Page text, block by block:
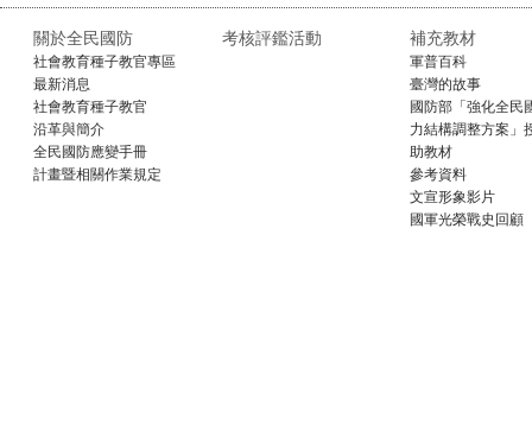
關於全民國防
社會教育種子教官專區
最新消息
社會教育種子教官
沿革與簡介
全民國防應變手冊
計畫暨相關作業規定
考核評鑑活動 補充教材
軍普百科
臺灣的故事
國防部「強化全民
力結構調整方案」
助教材
參考資料
文宣形象影片
國軍光榮戰史回顧